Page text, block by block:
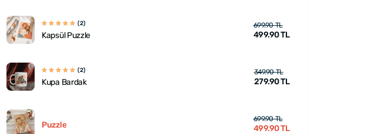
(2)
Kapsül Puzzle
699.90 TL
499.90 TL
(2)
Kupa Bardak
349.90 TL
279.90 TL
Puzzle
699.90 TL
499.90 TL